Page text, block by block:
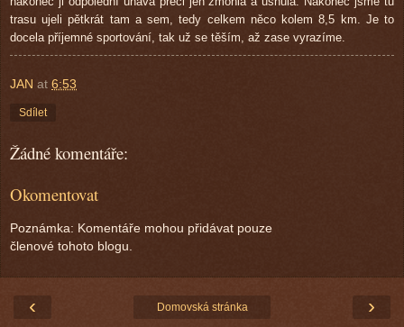
trasu ujeli pětkrát tam a sem, tedy celkem něco kolem 8,5 km. Je to
docela příjemné sportování, tak už se těším, až zase vyrazíme.
JAN at 6:53
Sdílet
Žádné komentáře:
Okomentovat
Poznámka: Komentáře mohou přidávat pouze
členové tohoto blogu.
‹ ›
Domovská stránka